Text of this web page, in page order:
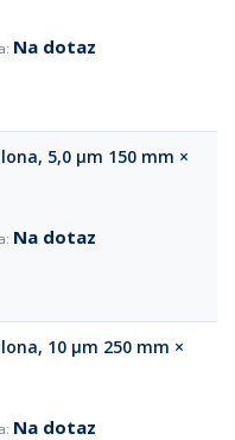
Na dotaz
5,0 µm 150 mm ×
Na dotaz
10 µm 250 mm ×
Na dotaz